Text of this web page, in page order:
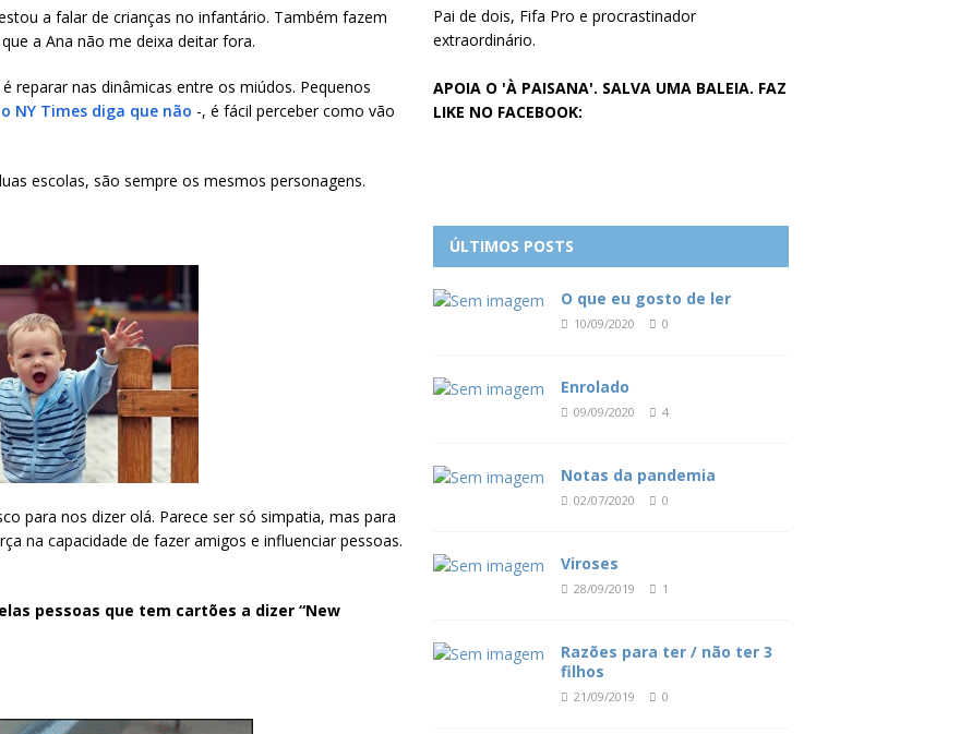
a falar de crianças no infantário. Também fazem
a Ana não me deixa deitar fora.
reparar nas dinâmicas entre os miúdos. Pequenos
NY Times diga que não -, é fácil perceber como vão
escolas, são sempre os mesmos personagens.
para nos dizer olá. Parece ser só simpatia, mas para
na capacidade de fazer amigos e influenciar pessoas.
pessoas que tem cartões a dizer “New
Pai de dois, Fifa Pro e procrastinador
extraordinário.
APOIA O 'À PAISANA'. SALVA UMA BALEIA. FAZ
LIKE NO FACEBOOK:
ÚLTIMOS POSTS
O que eu gosto de ler
10/09/2020 0
Enrolado
09/09/2020 4
Notas da pandemia
02/07/2020 0
Viroses
28/09/2019 1
Razões para ter / não ter 3
filhos
21/09/2019 0